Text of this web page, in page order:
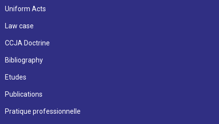
Uniform Acts
Law case
CCJA Doctrine
Bibliography
Etudes
Publications
Pratique professionnelle